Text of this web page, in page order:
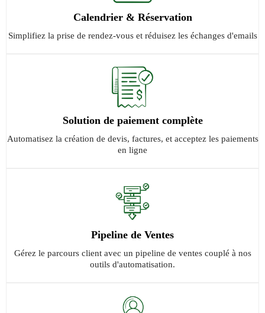
Calendrier & Réservation
Simplifiez la prise de rendez-vous et réduisez les échanges d'emails
Solution de paiement complète
Automatisez la création de devis, factures, et acceptez les paiements
en ligne
Pipeline de Ventes
Gérez le parcours client avec un pipeline de ventes couplé à nos
outils d'automatisation.